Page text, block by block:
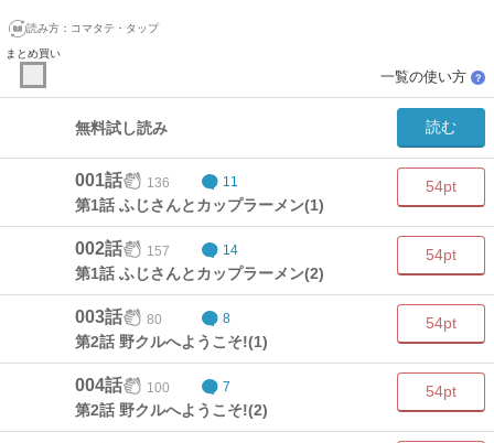
読み方： コマタテ・タップ
まとめ買い
一覧の使い方 ？
無料試し読み 読む
001話 136 11
第1話 ふじさんとカップラーメン(1)
54pt
002話 157 14
第1話 ふじさんとカップラーメン(2)
54pt
003話 80 8
第2話 野クルへようこそ!(1)
54pt
004話 100 7
第2話 野クルへようこそ!(2)
54pt